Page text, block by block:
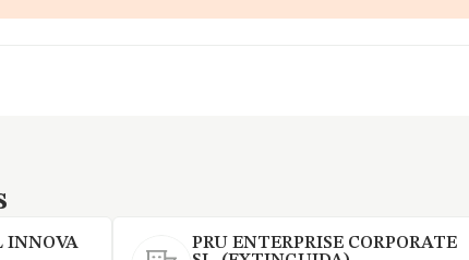
INNOVA
PRU ENTERPRISE CORPORATE